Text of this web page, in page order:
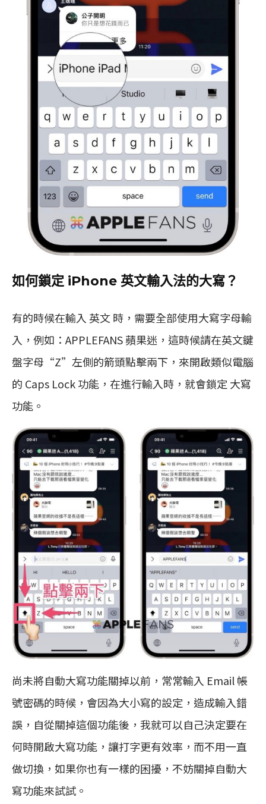
如何鎖定 iPhone 英文輸入法的大寫？
有的時候在輸入 英文 時，需要全部使用大寫字母輸
入，例如：APPLEFANS 蘋果迷，這時候請在英文鍵
盤字母“Z”左側的箭頭點擊兩下，來開啟類似電腦
的 Caps Lock 功能，在進行輸入時，就會鎖定 大寫
功能。
尚未將自動大寫功能關掉以前，常常輸入 Email 帳
號密碼的時候，會因為大小寫的設定，造成輸入錯
誤，自從關掉這個功能後，我就可以自己決定要在
何時開啟大寫功能，讓打字更有效率，而不用一直
做切換，如果你也有一樣的困擾，不妨關掉自動大
寫功能來試試。